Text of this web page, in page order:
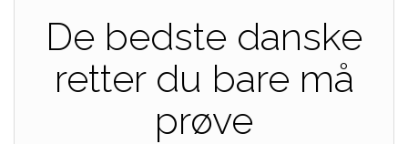
De bedste danske
retter du bare må
prøve